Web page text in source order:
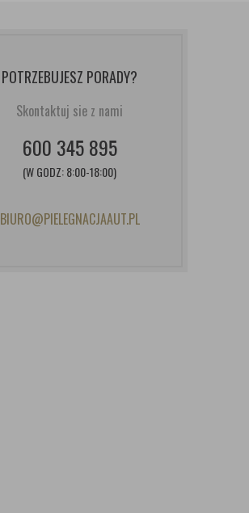
POTRZEBUJESZ PORADY?
Skontaktuj sie z nami
600 345 895
(W GODZ: 8:00-18:00)
BIURO@PIELEGNACJAAUT.PL